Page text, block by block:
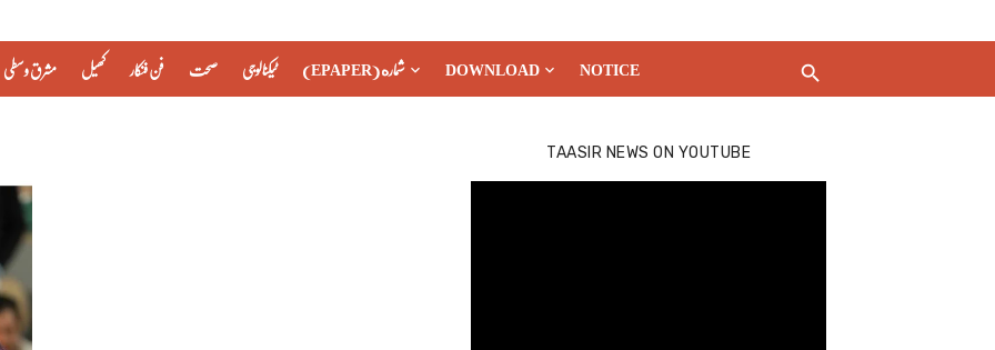
مشرق وسطی کھیل فن فنکار صحت ٹیکنالوجی (EPAPER) شماره DOWNLOAD NOTICE
TAASIR NEWS ON YOUTUBE